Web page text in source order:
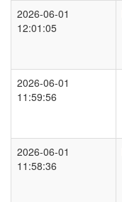
2026-06-01
12:01:05
2026-06-01
11:59:56
2026-06-01
11:58:36